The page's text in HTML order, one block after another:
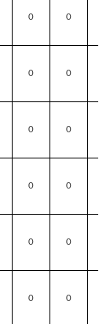
0 0
0 0
0 0
0 0
0 0
0 0